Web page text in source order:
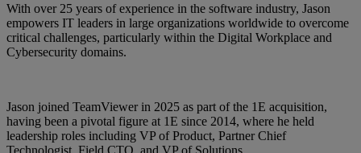
With over 25 years of experience in the software industry, Jason
empowers IT leaders in large organizations worldwide to overcome
critical challenges, particularly within the Digital Workplace and
Cybersecurity domains.
Jason joined TeamViewer in 2025 as part of the 1E acquisition,
having been a pivotal figure at 1E since 2014, where he held
leadership roles including VP of Product, Partner Chief
Technologist, Field CTO, and VP of Solutions.